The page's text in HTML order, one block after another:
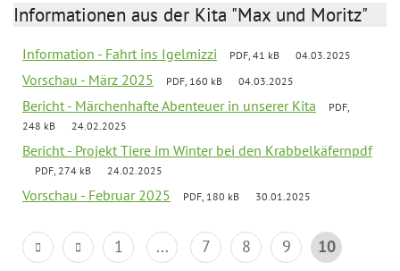
Informationen aus der Kita "Max und Moritz"
Information - Fahrt ins Igelmizzi PDF, 41 kB 04.03.2025
Vorschau - März 2025 PDF, 160 kB 04.03.2025
Bericht - Märchenhafte Abenteuer in unserer Kita
PDF,
248 kB
24.02.2025
Bericht - Projekt Tiere im Winter bei den Krabbelkäfernpdf
PDF, 274 kB 24.02.2025
Vorschau - Februar 2025 PDF, 180 kB 30.01.2025
1 ... 7 8 9
10